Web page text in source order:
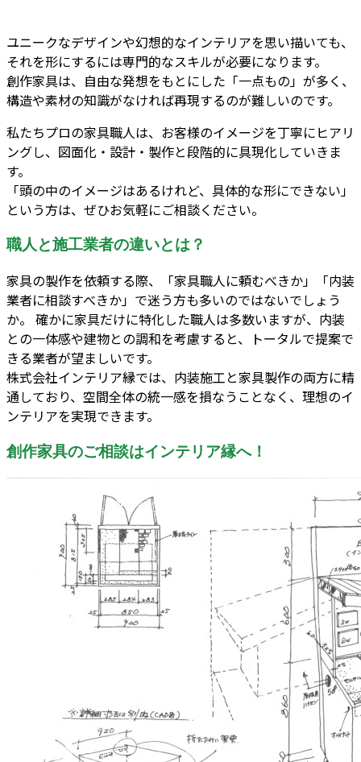
ユニークなデザインや幻想的なインテリアを思い描いても、
それを形にするには専門的なスキルが必要になります。
創作家具は、自由な発想をもとにした「一点もの」が多く、
構造や素材の知識がなければ再現するのが難しいのです。
私たちプロの家具職人は、お客様のイメージを丁寧にヒアリ
ングし、図面化・設計・製作と段階的に具現化していきま
す。
「頭の中のイメージはあるけれど、具体的な形にできない」
という方は、ぜひお気軽にご相談ください。
職人と施工業者の違いとは？
家具の製作を依頼する際、「家具職人に頼むべきか」「内装
業者に相談すべきか」で迷う方も多いのではないでしょう
か。 確かに家具だけに特化した職人は多数いますが、内装
との一体感や建物との調和を考慮すると、トータルで提案で
きる業者が望ましいです。
株式会社インテリア縁では、内装施工と家具製作の両方に精
通しており、空間全体の統一感を損なうことなく、理想のイ
ンテリアを実現できます。
創作家具のご相談はインテリア縁へ！